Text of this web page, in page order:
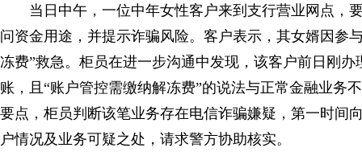
当日中午，一位中年女性客户来到支行营业网点，
问资金用途，并提示诈骗风险。客户表示，其女婿因参
冻费”救急。柜员在进一步沟通中发现，该客户前日刚
账，且“账户管控需缴纳解冻费”的说法与正常金融业务
要点，柜员判断该笔业务存在电信诈骗嫌疑，第一时间
户情况及业务可疑之处，请求警方协助核实。